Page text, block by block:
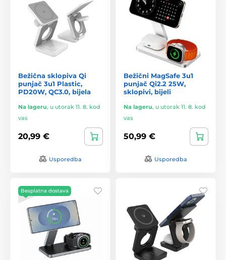
Bežična sklopiva Qi
punjač 3u1 Plastic,
PD20W, QC3.0, bijela
Na lageru, u utorak 11. 8. kod
vas
20,99 €
Usporedba
Bežični MagSafe 3u1
punjač Qi2.2 25W,
sklopivi, bijeli
Na lageru, u utorak 11. 8. kod
vas
50,99 €
Usporedba
Besplatna dostava